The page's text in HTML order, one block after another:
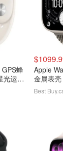
蜂
光运动
Apple
金属表
Best